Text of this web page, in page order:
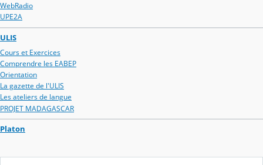
WebRadio
UPE2A
ULIS
Cours et Exercices
Comprendre les EABEP
Orientation
La gazette de l'ULIS
Les ateliers de langue
PROJET MADAGASCAR
Platon